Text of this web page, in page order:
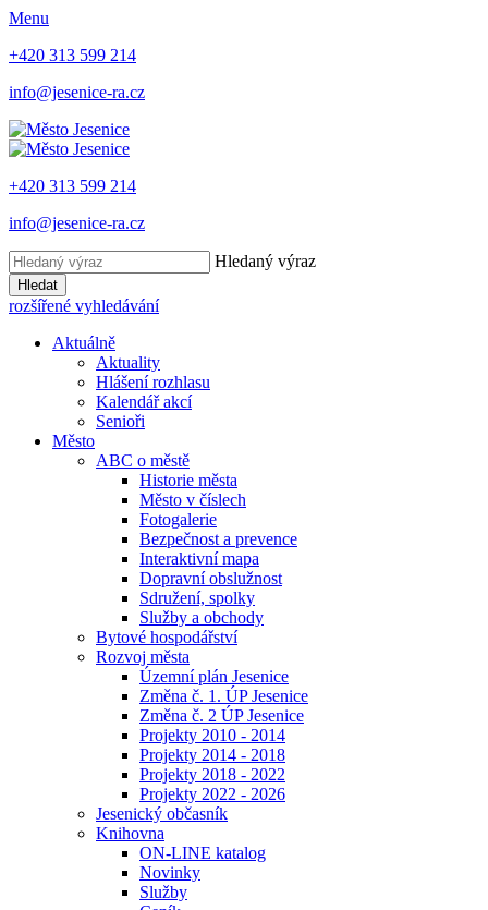
Menu
+420 313 599 214
info@jesenice-ra.cz
+420 313 599 214
info@jesenice-ra.cz
Hledaný výraz
Hledat
rozšířené vyhledávání
Aktuálně
Aktuality
Hlášení rozhlasu
Kalendář akcí
Senioři
Město
ABC o městě
Historie města
Město v číslech
Fotogalerie
Bezpečnost a prevence
Interaktivní mapa
Dopravní obslužnost
Sdružení, spolky
Služby a obchody
Bytové hospodářství
Rozvoj města
Územní plán Jesenice
Změna č. 1. ÚP Jesenice
Změna č. 2 ÚP Jesenice
Projekty 2010 - 2014
Projekty 2014 - 2018
Projekty 2018 - 2022
Projekty 2022 - 2026
Jesenický občasník
Knihovna
ON-LINE katalog
Novinky
Služby